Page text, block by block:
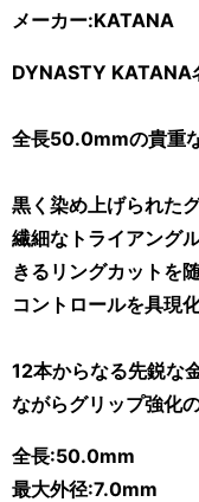
メーカー:KATANA
DYNASTY KATANA
全長50.0mmの貴重
黒く染め上げられた
繊細なトライアング
きるリングカットを
コントロールを具現化
12本からなる先鋭な
ながらグリップ強化
全長:50.0mm
最大外径:7.0mm